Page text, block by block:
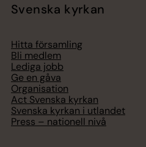
Svenska kyrkan
Hitta församling
Bli medlem
Lediga jobb
Ge en gåva
Organisation
Act Svenska kyrkan
Svenska kyrkan i utlandet
Press – nationell nivå